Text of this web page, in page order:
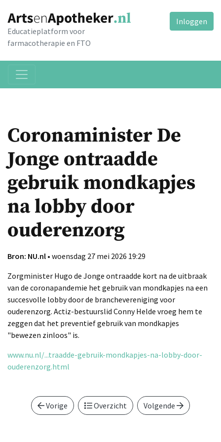
Educatieplatform voor
farmacotherapie en FTO
Inloggen
Coronaminister De
Jonge ontraadde
gebruik mondkapjes
na lobby door
ouderenzorg
Bron: NU.nl • woensdag 27 mei 2026 19:29
Zorgminister Hugo de Jonge ontraadde kort na de uitbraak
van de coronapandemie het gebruik van mondkapjes na een
succesvolle lobby door de branchevereniging voor
ouderenzorg. Actiz-bestuurslid Conny Helde vroeg hem te
zeggen dat het preventief gebruik van mondkapjes
"bewezen zinloos" is.
www.nu.nl/...traadde-gebruik-mondkapjes-na-lobby-door-
ouderenzorg.html
Vorige Overzicht Volgende